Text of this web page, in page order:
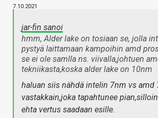
7.10.2021
jar-fin sanoi
hmm, Alder lake on tosiaan se, jolla
pystyä laittamaan kampoihin amd
se ei ole samlla ns. viivalla,johtuen
tekniikasta,koska alder lake on 10nm
haluan siis nähdä intelin 7nm vs amd
vastakkain,joka tapahtunee
ehta vertus saadaan esille.